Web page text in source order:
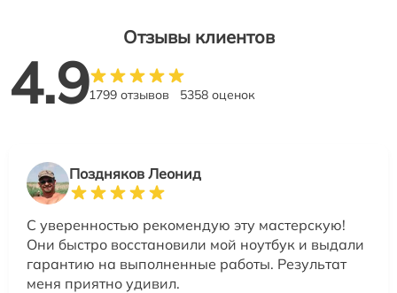
Отзывы клиентов
4.91799 отзывов 5358 оценок
Поздняков Леонид
С уверенностью рекомендую эту мастерскую!
Они быстро восстановили мой ноутбук и выдали
гарантию на выполненные работы. Результат
меня приятно удивил.